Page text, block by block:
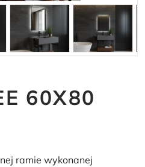
60X80
ramie wykonanej